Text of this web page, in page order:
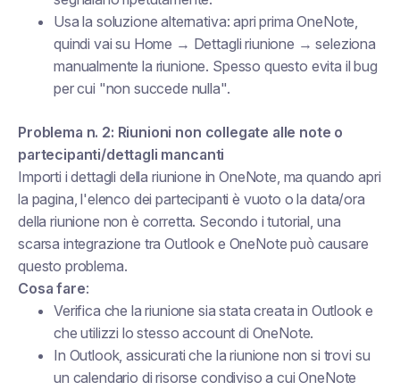
Usa la soluzione alternativa: apri prima OneNote,
quindi vai su Home → Dettagli riunione → seleziona
manualmente la riunione. Spesso questo evita il bug
per cui "non succede nulla".
Problema n. 2: Riunioni non collegate alle note o
partecipanti/dettagli mancanti
Importi i dettagli della riunione in OneNote, ma quando apri
la pagina, l'elenco dei partecipanti è vuoto o la data/ora
della riunione non è corretta. Secondo i tutorial, una
scarsa integrazione tra Outlook e OneNote può causare
questo problema.
Cosa fare:
Verifica che la riunione sia stata creata in Outlook e
che utilizzi lo stesso account di OneNote.
In Outlook, assicurati che la riunione non si trovi su
un calendario di risorse condiviso a cui OneNote